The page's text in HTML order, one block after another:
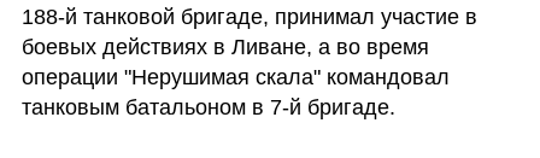
188-й танковой бригаде, принимал участие в
боевых действиях в Ливане, а во время
операции "Нерушимая скала" командовал
танковым батальоном в 7-й бригаде.